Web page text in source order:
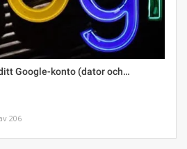
Google-konto (dator och…
206